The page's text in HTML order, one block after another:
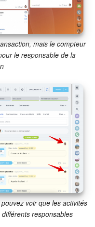
mais le compteur
le responsable de la
voir que les activités
responsables